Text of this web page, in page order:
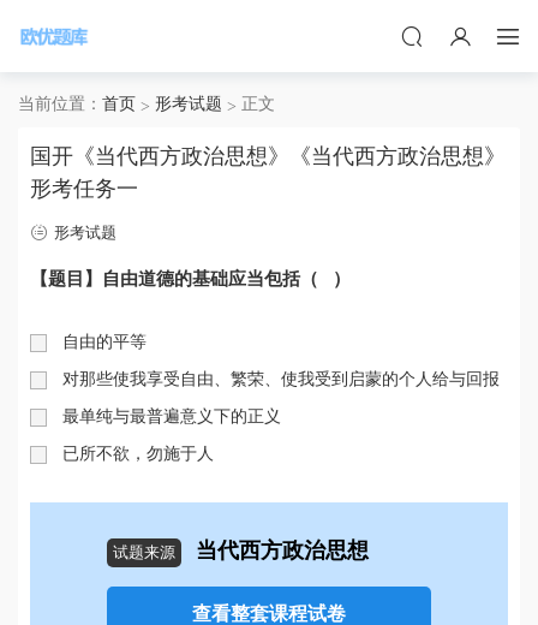
当前位置： 首页 形考试题 正文
国开《当代西方政治思想》《当代西方政治思想》
形考任务一
形考试题
【题目】自由道德的基础应当包括（ ）
自由的平等
对那些使我享受自由、繁荣、使我受到启蒙的个人给与回报
最单纯与最普遍意义下的正义
已所不欲，勿施于人
试题来源 当代西方政治思想
查看整套课程试卷